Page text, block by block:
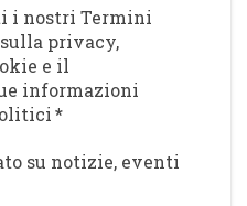
i nostri Termini
privacy,
e il
informazioni
*
su notizie, eventi